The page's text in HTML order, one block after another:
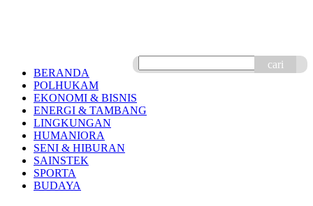
cari
BERANDA
POLHUKAM
EKONOMI & BISNIS
ENERGI & TAMBANG
LINGKUNGAN
HUMANIORA
SENI & HIBURAN
SAINSTEK
SPORTA
BUDAYA